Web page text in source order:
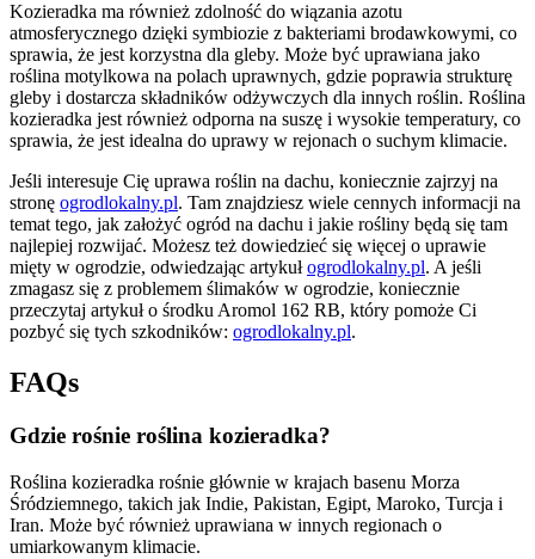
Kozieradka ma również zdolność do wiązania azotu
atmosferycznego dzięki symbiozie z bakteriami brodawkowymi, co
sprawia, że jest korzystna dla gleby. Może być uprawiana jako
roślina motylkowa na polach uprawnych, gdzie poprawia strukturę
gleby i dostarcza składników odżywczych dla innych roślin. Roślina
kozieradka jest również odporna na suszę i wysokie temperatury, co
sprawia, że jest idealna do uprawy w rejonach o suchym klimacie.
Jeśli interesuje Cię uprawa roślin na dachu, koniecznie zajrzyj na
stronę ogrodlokalny.pl. Tam znajdziesz wiele cennych informacji na
temat tego, jak założyć ogród na dachu i jakie rośliny będą się tam
najlepiej rozwijać. Możesz też dowiedzieć się więcej o uprawie
mięty w ogrodzie, odwiedzając artykułogrodlokalny.pl. A jeśli
zmagasz się z problemem ślimaków w ogrodzie, koniecznie
przeczytaj artykuł o środku Aromol 162 RB, który pomoże Ci
pozbyć się tych szkodników: ogrodlokalny.pl.
FAQs
Gdzie rośnie roślina kozieradka?
Roślina kozieradka rośnie głównie w krajach basenu Morza
Śródziemnego, takich jak Indie, Pakistan, Egipt, Maroko, Turcja i
Iran. Może być również uprawiana w innych regionach o
umiarkowanym klimacie.